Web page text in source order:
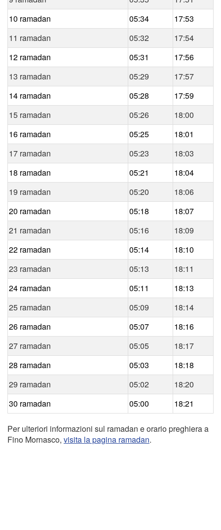
10 ramadan
05:34
17:53
11 ramadan
05:32
17:54
12 ramadan
05:31
17:56
13 ramadan
05:29
17:57
14 ramadan
05:28
17:59
15 ramadan
05:26
18:00
16 ramadan
05:25
18:01
17 ramadan
05:23
18:03
18 ramadan
05:21
18:04
19 ramadan
05:20
18:06
20 ramadan
05:18
18:07
21 ramadan
05:16
18:09
22 ramadan
05:14
18:10
23 ramadan
05:13
18:11
24 ramadan
05:11
18:13
25 ramadan
05:09
18:14
26 ramadan
05:07
18:16
27 ramadan
05:05
18:17
28 ramadan
05:03
18:18
29 ramadan
05:02
18:20
30 ramadan
05:00 18:21
Per ulteriori informazioni sul ramadan e orario preghiera a
Fino Mornasco, visita la pagina ramadan.